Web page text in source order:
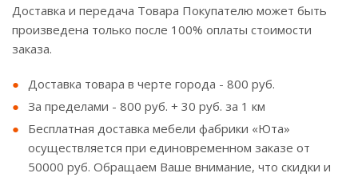
Доставка и передача Товара Покупателю может быть
произведена только после 100% оплаты стоимости
заказа.
Доставка товара в черте города - 800 руб.
За пределами - 800 руб. + 30 руб. за 1 км
Бесплатная доставка мебели фабрики «Юта»
осуществляется при единовременном заказе от
50000 руб. Обращаем Ваше внимание, что скидки и